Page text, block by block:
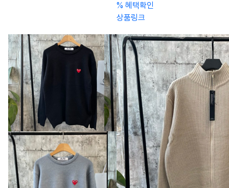
% 혜택확인
상품링크